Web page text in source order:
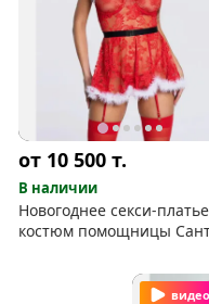
от 10 500т.
В наличии
Новогоднее секси-
костюм помощницы
видео